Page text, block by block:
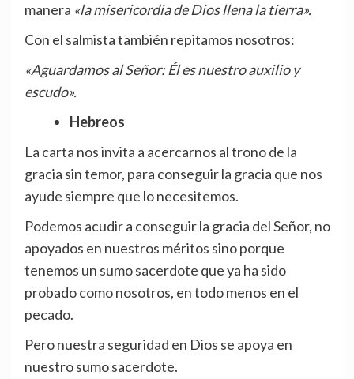
manera «la misericordia de Dios llena la tierra».
Con el salmista también repitamos nosotros:
«Aguardamos al Señor: Él es nuestro auxilio y
escudo».
Hebreos
La carta nos invita a acercarnos al trono de la
gracia sin temor, para conseguir la gracia que nos
ayude siempre que lo necesitemos.
Podemos acudir a conseguir la gracia del Señor, no
apoyados en nuestros méritos sino porque
tenemos un sumo sacerdote que ya ha sido
probado como nosotros, en todo menos en el
pecado.
Pero nuestra seguridad en Dios se apoya en
nuestro sumo sacerdote.